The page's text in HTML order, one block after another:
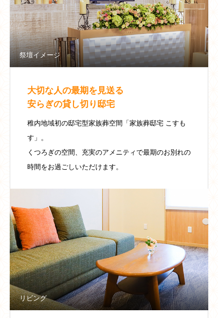
祭壇イメージ
大切な人の最期を見送る
安らぎの貸し切り邸宅
稚内地域初の邸宅型家族葬空間「家族葬邸宅 こすも
す」。
くつろぎの空間、充実のアメニティで最期のお別れの
時間をお過ごしいただけます。
リビング